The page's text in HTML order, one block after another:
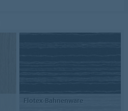
Flotex-Bahnenware